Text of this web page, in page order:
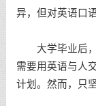
异，但对英语口
大学毕业后，
需要用英语与人
计划。然而，只